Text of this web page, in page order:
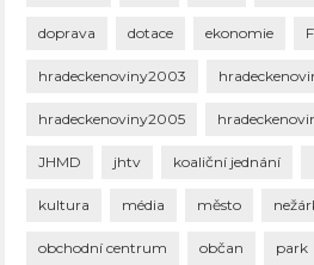
doprava dotace ekonomie
hradeckenoviny2003
hradeckenoviny2005
JHMD jhtv koaliční jednání
kultura média město
obchodní centrum občan park